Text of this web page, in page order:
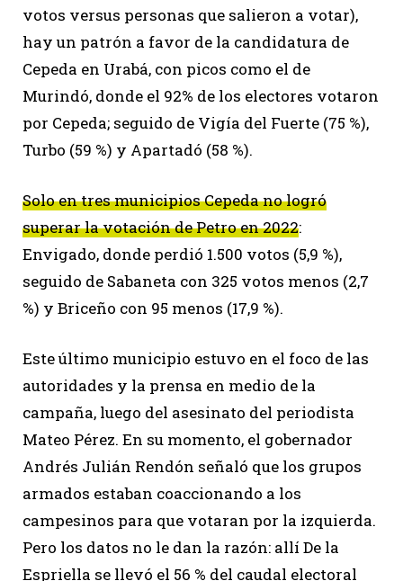
votos versus personas que salieron a votar),
hay un patrón a favor de la candidatura de
Cepeda en Urabá, con picos como el de
Murindó, donde el 92% de los electores votaron
por Cepeda; seguido de Vigía del Fuerte (75 %),
Turbo (59 %) y Apartadó (58 %).
Solo en tres municipios Cepeda no logró
superar la votación de Petro en 2022:
Envigado, donde perdió 1.500 votos (5,9 %),
seguido de Sabaneta con 325 votos menos (2,7
%) y Briceño con 95 menos (17,9 %).
Este último municipio estuvo en el foco de las
autoridades y la prensa en medio de la
campaña, luego del asesinato del periodista
Mateo Pérez. En su momento, el gobernador
Andrés Julián Rendón señaló que los grupos
armados estaban coaccionando a los
campesinos para que votaran por la izquierda.
Pero los datos no le dan la razón: allí De la
Espriella se llevó el 56 % del caudal electoral